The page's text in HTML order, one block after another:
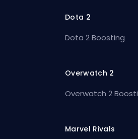
Dota 2
Dota 2 Boosting
Overwatch 2
Overwatch 2
Marvel Rivals